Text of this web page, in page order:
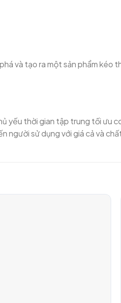
và tạo ra một sản phẩm kéo
yếu thời gian tập trung tối ưu
sử dụng với giá cả và